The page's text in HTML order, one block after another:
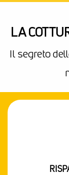
LA
Il segreto